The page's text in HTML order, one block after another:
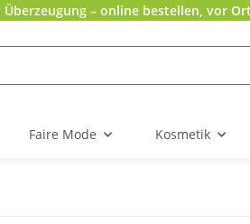
Überzeugung – online bestellen, vor
Faire Mode Kosmetik